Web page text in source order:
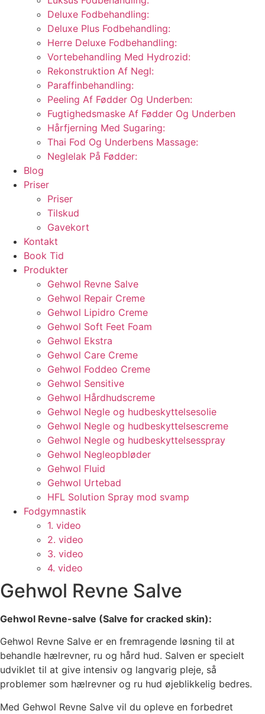
Deluxe Fodbehandling:
Deluxe Plus Fodbehandling:
Herre Deluxe Fodbehandling:
Vortebehandling Med Hydrozid:
Rekonstruktion Af Negl:
Paraffinbehandling:
Peeling Af Fødder Og Underben:
Fugtighedsmaske Af Fødder Og Underben
Hårfjerning Med Sugaring:
Thai Fod Og Underbens Massage:
Neglelak På Fødder:
Blog
Priser
Priser
Tilskud
Gavekort
Kontakt
Book Tid
Produkter
Gehwol Revne Salve
Gehwol Repair Creme
Gehwol Lipidro Creme
Gehwol Soft Feet Foam
Gehwol Ekstra
Gehwol Care Creme
Gehwol Foddeo Creme
Gehwol Sensitive
Gehwol Hårdhudscreme
Gehwol Negle og hudbeskyttelsesolie
Gehwol Negle og hudbeskyttelsescreme
Gehwol Negle og hudbeskyttelsesspray
Gehwol Negleopbløder
Gehwol Fluid
Gehwol Urtebad
HFL Solution Spray mod svamp
Fodgymnastik
1. video
2. video
3. video
4. video
Gehwol Revne Salve
Gehwol Revne-salve (Salve for cracked skin):
Gehwol Revne Salve er en fremragende løsning til at
behandle hælrevner, ru og hård hud. Salven er specielt
udviklet til at give intensiv og langvarig pleje, så
problemer som hælrevner og ru hud øjeblikkelig bedres.
Med Gehwol Revne Salve vil du opleve en forbedret